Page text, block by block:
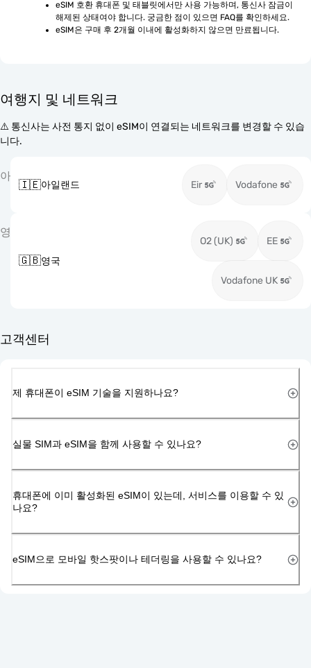
eSIM 호환 휴대폰 및 태블릿에서만 사용 가능하며, 통신사 잠금이
해제된 상태여야 합니다. 궁금한 점이 있으면 FAQ를 확인하세요.
eSIM은 구매 후 2개월 이내에 활성화하지 않으면 만료됩니다.
여행지 및 네트워크
⚠️ 통신사는 사전 통지 없이 eSIM이 연결되는 네트워크를 변경할 수 있습
니다.
아
🇮🇪아일랜드 Eir Vodafone
영
🇬🇧영국
O2 (UK) EE
Vodafone UK
고객센터
제 휴대폰이 eSIM 기술을 지원하나요?
실물 SIM과 eSIM을 함께 사용할 수 있나요?
휴대폰에 이미 활성화된 eSIM이 있는데, 서비스를 이용할 수 있
나요?
eSIM으로 모바일 핫스팟이나 테더링을 사용할 수 있나요?